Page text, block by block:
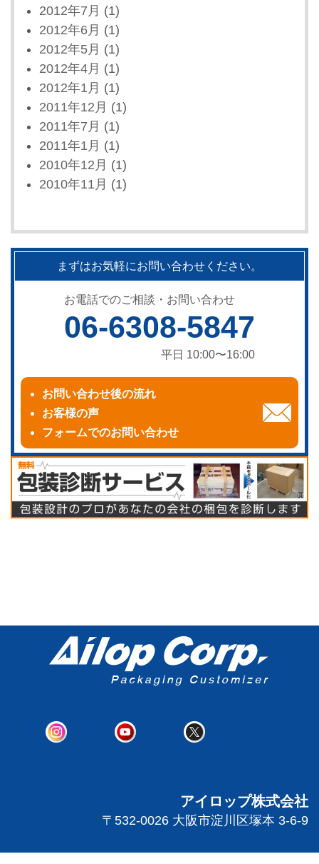
2012年7月 (1)
2012年6月 (1)
2012年5月 (1)
2012年4月 (1)
2012年1月 (1)
2011年12月 (1)
2011年7月 (1)
2011年1月 (1)
2010年12月 (1)
2010年11月 (1)
まずはお気軽にお問い合わせください。
お電話でのご相談・お問い合わせ
06-6308-5847
平日 10:00〜16:00
お問い合わせ後の流れ
お客様の声
フォームでのお問い合わせ
アイロップ株式会社
〒532-0026 大阪市淀川区塚本 3-6-9